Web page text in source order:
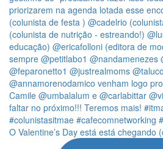
O Valentine’s Day está está chegando